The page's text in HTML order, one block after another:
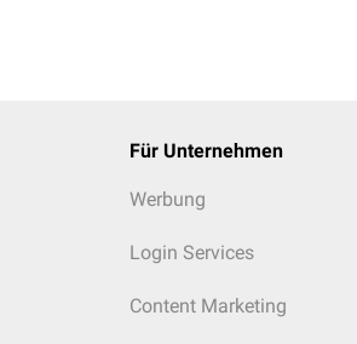
Für Unternehmen
Werbung
Login Services
Content Marketing